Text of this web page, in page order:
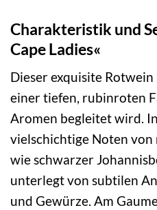
Charakteristik und
Cape Ladies«
Dieser exquisite
einer tiefen, rubinroten
Aromen begleitet wird.
vielschichtige Noten
wie schwarzer
unterlegt von subtilen
und Gewürze. Am